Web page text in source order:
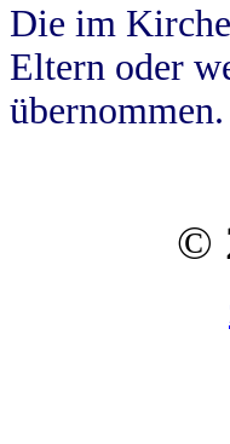
Die im
Eltern oder
übernommen.
©